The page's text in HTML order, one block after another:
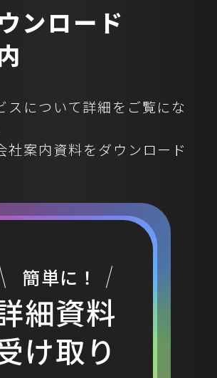
アイデア」しか出ない状
ら変えるには、「客観的
基づく仮説検証」「現場
た伴走支援」「明確な
入れることが不可欠です。
、貴社の事業成長を加速
的な「勝ちパターン」を
ことが可能になります。
が生まれる背景 多くの
規事業開発や施策検討の会
るものの、その多くが
のあるアイデア」の域を出
う課題を抱えています。なぜ
な状況が生まれるのでしょ
力な指針となる一方で、新
やアプローチを阻害する
ウンロー ド
スについて詳細をご覧にな
社案内資料をダウンロード
簡単に！
細資料
け取り